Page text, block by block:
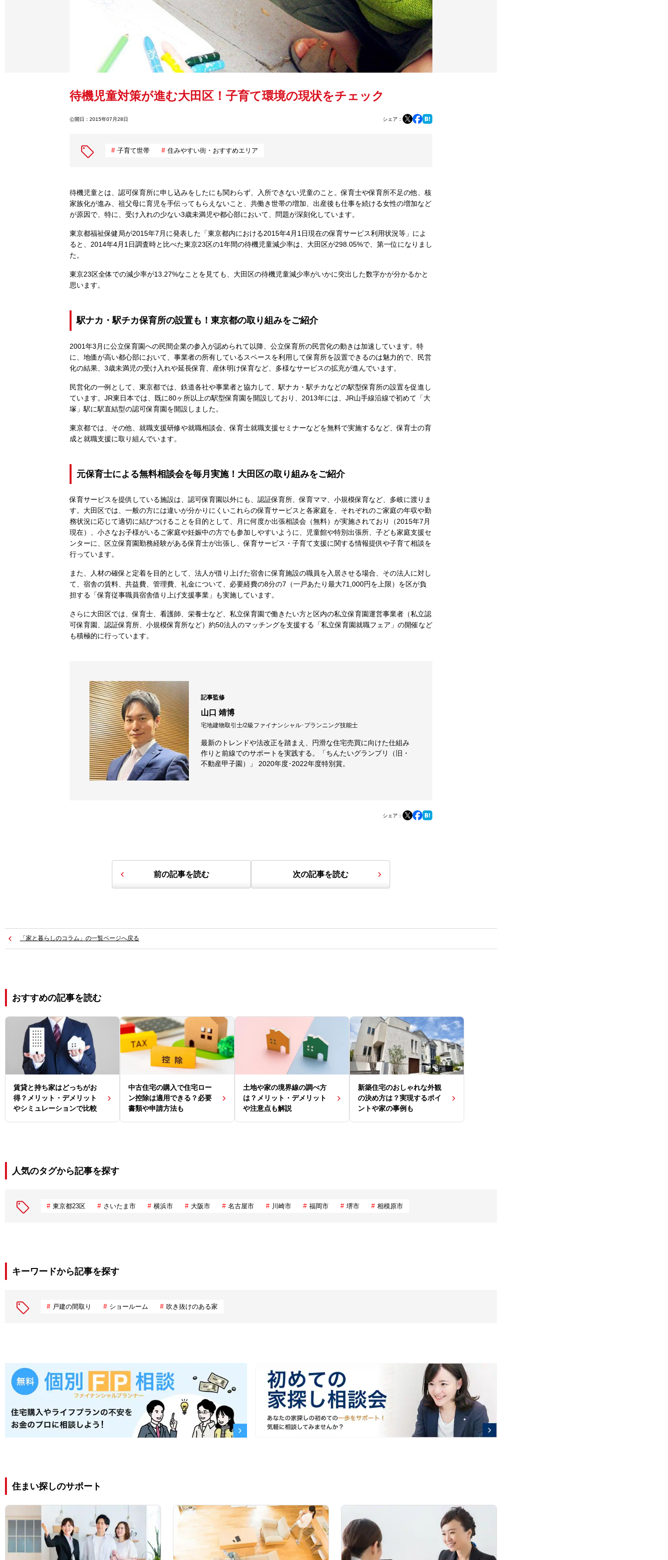
待機児童対策が進む大田区！子育て環境の現状をチェック
公開日： 2015年07月28日 シェア：
子育て世帯 住みやすい街・おすすめエリア
待機児童とは、認可保育所に申し込みをしたにも関わらず、入所できない児童のこと。保育士や保育所不足の他、核
家族化が進み、祖父母に育児を手伝ってもらえないこと、共働き世帯の増加、出産後も仕事を続ける女性の増加など
が原因で、特に、受け入れの少ない3歳未満児や都心部において、問題が深刻化しています。
東京都福祉保健局が2015年7月に発表した「東京都内における2015年4月1日現在の保育サービス利用状況等」によ
ると、2014年4月1日調査時と比べた東京23区の1年間の待機児童減少率は、大田区が298.05%で、第一位になりまし
た。
東京23区全体での減少率が13.27%なことを見ても、大田区の待機児童減少率がいかに突出した数字かが分かるかと
思います。
駅ナカ・駅チカ保育所の設置も！東京都の取り組みをご紹介
2001年3月に公立保育園への民間企業の参入が認められて以降、公立保育所の民営化の動きは加速しています。特
に、地価が高い都心部において、事業者の所有しているスペースを利用して保育所を設置できるのは魅力的で、民営
化の結果、3歳未満児の受け入れや延長保育、産休明け保育など、多様なサービスの拡充が進んでいます。
民営化の一例として、東京都では、鉄道各社や事業者と協力して、駅ナカ・駅チカなどの駅型保育所の設置を促進し
ています。JR東日本では、既に80ヶ所以上の駅型保育園を開設しており、2013年には、JR山手線沿線で初めて「大
塚」駅に駅直結型の認可保育園を開設しました。
東京都では、その他、就職支援研修や就職相談会、保育士就職支援セミナーなどを無料で実施するなど、保育士の育
成と就職支援に取り組んでいます。
元保育士による無料相談会を毎月実施！大田区の取り組みをご紹介
保育サービスを提供している施設は、認可保育園以外にも、認証保育所、保育ママ、小規模保育など、多岐に渡りま
す。大田区では、一般の方には違いが分かりにくいこれらの保育サービスと各家庭を、それぞれのご家庭の年収や勤
務状況に応じて適切に結びつけることを目的として、月に何度か出張相談会（無料）が実施されており（2015年7月
現在）、小さなお子様がいるご家庭や妊娠中の方でも参加しやすいように、児童館や特別出張所、子ども家庭支援セ
ンターに、区立保育園勤務経験がある保育士が出張し、保育サービス・子育て支援に関する情報提供や子育て相談を
行っています。
また、人材の確保と定着を目的として、法人が借り上げた宿舎に保育施設の職員を入居させる場合、その法人に対し
て、宿舎の賃料、共益費、管理費、礼金について、必要経費の8分の7（一戸あたり最大71,000円を上限）を区が負
担する「保育従事職員宿舎借り上げ支援事業」も実施しています。
さらに大田区では、保育士、看護師、栄養士など、私立保育園で働きたい方と区内の私立保育園運営事業者（私立認
可保育園、認証保育所、小規模保育所など）約50法人のマッチングを支援する「私立保育園就職フェア」の開催など
も積極的に行っています。
記事監修
山口 靖博
宅地建物取引士/2級ファイナンシャル･プランニング技能士
最新のトレンドや法改正を踏まえ、円滑な住宅売買に向けた仕組み
作りと前線でのサポートを実践する。「ちんたいグランプリ（旧・
不動産甲子園）」 2020年度･2022年度特別賞。
シェア：
前の記事を読む 次の記事を読む
「家と暮らしのコラム」の一覧ページへ戻る
おすすめの記事を読む
賃貸と持ち家はどっちがお
得？メリット・デメリット
やシミュレーションで比較
中古住宅の購入で住宅ロー
ン控除は適用できる？必要
書類や申請方法も
土地や家の境界線の調べ方
は？メリット・デメリット
や注意点も解説
新築住宅のおしゃれな外観
の決め方は？実現するポイ
ントや家の事例も
人気のタグから記事を探す
東京都23区 さいたま市 横浜市 大阪市 名古屋市 川崎市 福岡市 堺市 相模原市
キーワードから記事を探す
戸建の間取り ショールーム 吹き抜けのある家
住まい探しのサポート